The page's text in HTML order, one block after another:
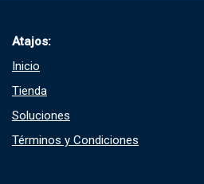
Atajos:
Inicio
Tienda
Soluciones​
Términos y Condiciones​